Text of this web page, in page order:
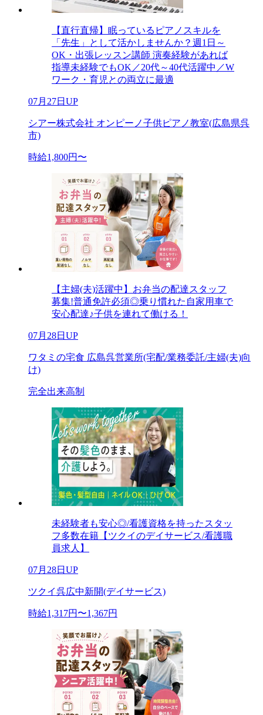
【直行直帰】眠っているピアノスキルを
「先生」として活かしませんか？週1日～
OK・出張レッスン講師 演奏経験があれば
指導未経験でもOK／20代～40代活躍中／W
ワーク・育児との両立に最適
07月27日UP
シアー株式会社 オンピーノ子供ピアノ教室(広島県呉
市)
時給1,800円〜
【主婦(夫)活躍中】お弁当の配達スタッフ
募集!普通免許必須◎乗り慣れた自家用車で
安心配達♪子供を連れて働ける！
07月28日UP
ワタミの宅食 広島呉営業所(宅配/業務委託/主婦(夫)向
け)
完全出来高制
未経験者も安心◎/看護資格を持ったスタッ
フ多数在籍【ツクイのデイサービス/看護職
員求人】
07月28日UP
ツクイ呉広中新開(デイサービス)
時給1,317円〜1,367円